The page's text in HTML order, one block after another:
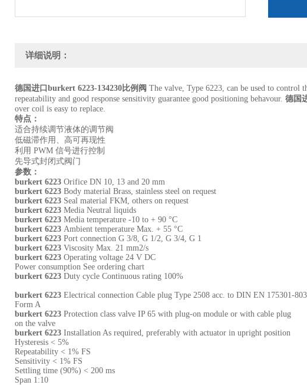
详细说明：
德国进口burkert 6223-134230比例阀 The valve, Type 6223, can be used to
repeatability and good response sensitivity guarantee good positioning behavour. 德国
over coil is easy to replace.
特点：
适合持续调节液体的调节阀
低磁滞作用、高可再现性
利用 PWM 信号进行控制
先导式封闭式阀门
参数：
burkert 6223 Orifice DN 10, 13 and 20 mm
burkert 6223 Body material Brass, stainless steel on request
burkert 6223 Seal material FKM, others on request
burkert 6223 Media Neutral liquids
burkert 6223 Media temperature -10 to + 90 °C
burkert 6223 Ambient temperature Max. + 55 °C
burkert 6223 Port connection G 3/8, G 1/2, G 3/4, G 1
burkert 6223 Viscosity Max. 21 mm2/s
burkert 6223 Operating voltage 24 V DC
Power consumption See ordering chart
burkert 6223 Duty cycle Continuous rating 100%
burkert 6223 Electrical connection Cable plug Type 2508 acc. to DIN EN 175301-803
Form A
burkert 6223 Protection class valve IP 65 with plug-on module or with cable plug
on the valve
burkert 6223 Installation As required, preferably with actuator in upright position
Hysteresis < 5%
Repeatability < 1% FS
Sensitivity < 1% FS
Settling time (90%) < 200 ms
Span 1:10